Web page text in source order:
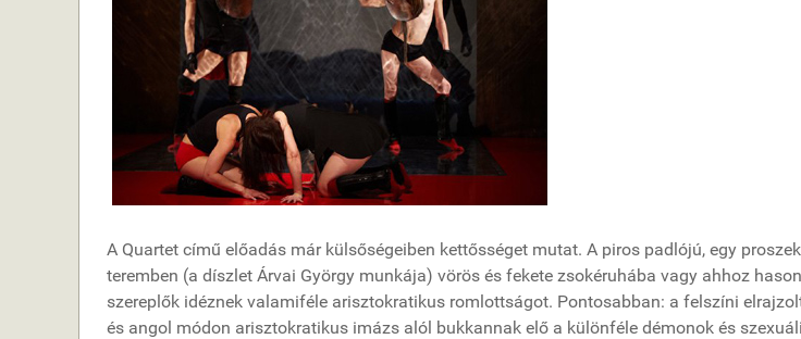
A Quartet című előadás már külsőségeiben kettősséget mutat. A piros padlójú, egy
teremben (a díszlet Árvai György munkája) vörös és fekete zsokéruhába vagy ahhoz
szereplők idéznek valamiféle arisztokratikus romlottságot. Pontosabban: a felszíni
és angol módon arisztokratikus imázs alól bukkannak elő a különféle démonok és